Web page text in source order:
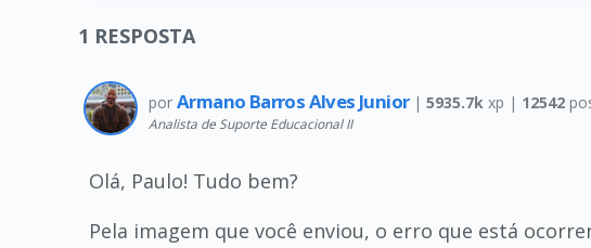
1 RESPOSTA
por Armano Barros Alves Junior | 5935.7k xp | 12542
Analista de Suporte Educacional II
Olá, Paulo! Tudo bem?
Pela imagem que você enviou, o erro que está